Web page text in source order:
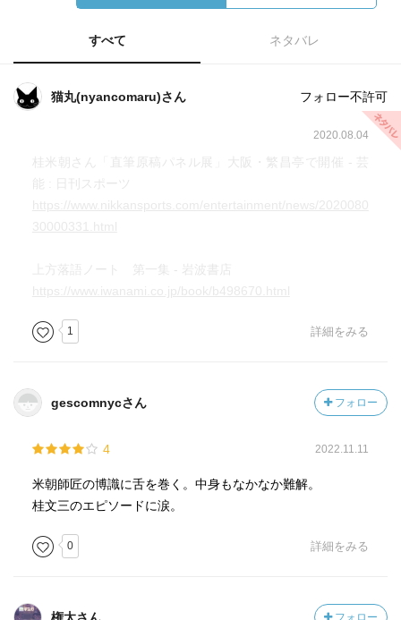
すべて ネタバレ
猫丸(nyancomaru)さん フォロー不許可
2020.08.04
桂米朝さん「直筆原稿パネル展」大阪・繁昌亭で開催 - 芸
能 : 日刊スポーツ
上方落語ノート 第一集 - 岩波書店
1 詳細をみる
gescomnycさん フォロー
4 2022.11.11
米朝師匠の博識に舌を巻く。中身もなかなか難解。
桂文三のエピソードに涙。
0 詳細をみる
フォロー